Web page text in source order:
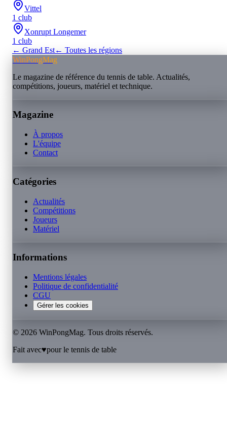
Vittel
1 club
Xonrupt Longemer
1 club
← Grand Est← Toutes les régions
WinPongMag
Le magazine de référence du tennis de table. Actualités,
compétitions, joueurs, matériel et technique.
Magazine
À propos
L'équipe
Contact
Catégories
Actualités
Compétitions
Joueurs
Matériel
Informations
Mentions légales
Politique de confidentialité
CGU
Gérer les cookies
© 2026 WinPongMag. Tous droits réservés.
Fait avec♥pour le tennis de table